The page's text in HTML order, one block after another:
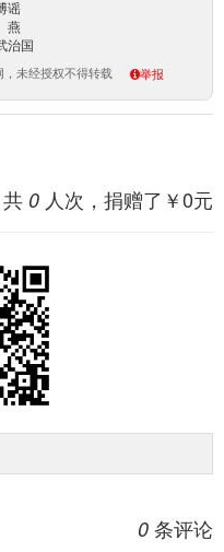
谣
燕
国
未经授权不得转载 举报
共 0 人次，捐赠了￥0元
0 条评论